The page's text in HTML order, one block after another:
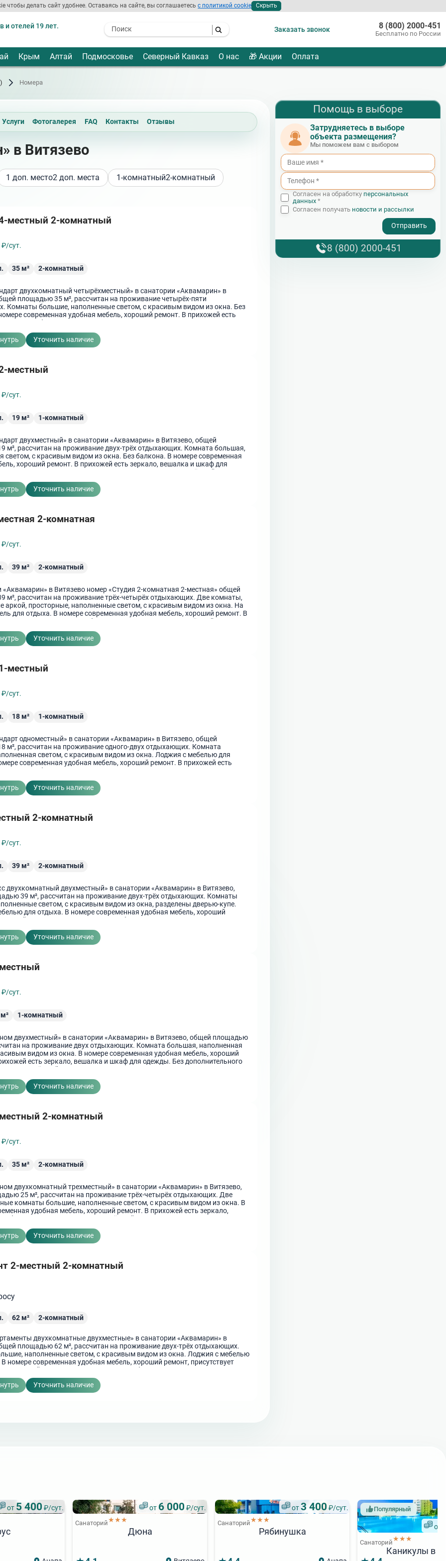
чтобы делать сайт удобнее. Оставаясь на сайте, вы соглашаетесьс политикой cookie Скрыть
и отелей 19 лет.
- I agree to the processing of my
Заказать звонок 8 (800) 2000-451
Бесплатно по России
Крым Алтай Подмосковье Северный Кавказ О нас 🎁 Акции Оплата
Номера
Услуги Фотогалерея FAQ Контакты Отзывы
в Витязево
1 доп. место2 доп. места 1-комнатный2-комнатный
местный 2-комнатный
₽/сут.
35м² 2-комнатный
двухкомнатный четырёхместный» в санатории «Аквамарин» в
площадью 35 м², рассчитан на проживание четырёх-пяти
Комнаты большие, наполненные светом, с красивым видом из окна. Без
современная удобная мебель, хороший ремонт. В прихожей есть
и шкаф для одежды. Возможно поставить дополнительное место.
расположен в номере. Душевая, унитаз и раковина.
принадлежности.
Уточнить наличие
местный
₽/сут.
19м² 1-комнатный
двухместный» в санатории «Аквамарин» в Витязево, общей
м², рассчитан на проживание двух-трёх отдыхающих. Комната большая,
светом, с красивым видом из окна. Без балкона. В номере современная
хороший ремонт. В прихожей есть зеркало, вешалка и шкаф для
поставить дополнительное место. Санузел совмещённый,
номере. Душевая, унитаз и раковина. Гигиенические принадлежности.
принадлежности.Уточнить наличие
2-комнатная
₽/сут.
39м² 2-комнатный
«Аквамарин» в Витязево номер «Студия 2-комнатная 2-местная» общей
м², рассчитан на проживание трёх-четырёх отдыхающих. Две комнаты,
аркой, просторные, наполненные светом, с красивым видом из окна. На
для отдыха. В номере современная удобная мебель, хороший ремонт. В
зеркало, вешалка и шкаф для одежды. Санузел совмещённый,
номере. Душевая кабина, унитаз и раковина. Халат, тапочки, полотенца.
Уточнить наличие
местный
₽/сут.
18м² 1-комнатный
одноместный» в санатории «Аквамарин» в Витязево, общей
м², рассчитан на проживание одного-двух отдыхающих. Комната
светом, с красивым видом из окна. Лоджия с мебелью для
современная удобная мебель, хороший ремонт. В прихожей есть
и шкаф для одежды. Возможно поставить дополнительное место.
расположен в номере. Душевая, унитаз и раковина.
принадлежности.
Уточнить наличие
2-комнатный
₽/сут.
39м² 2-комнатный
двухкомнатный двухместный» в санатории «Аквамарин» в Витязево,
39 м², рассчитан на проживание двух-трёх отдыхающих. Комнаты
светом, с красивым видом из окна, разделены дверью-купе.
для отдыха. В номере современная удобная мебель, хороший
есть зеркало, вешалка и шкаф для одежды. Возможно поставить
места. Санузел совмещённый, расположен в номере. Душевая,
раковина.Уточнить наличие
₽/сут.
м² 1-комнатный
двухместный» в санатории «Аквамарин» в Витязево, общей площадью
на проживание двух отдыхающих. Комната большая, наполненная
видом из окна. В номере современная удобная мебель, хороший
есть зеркало, вешалка и шкаф для одежды. Без дополнительного
совмещённый, расположен в номере. Душевая, унитаз и раковина.
полотенца. Гигиенические принадлежности. Гладильные
на этаже.Уточнить наличие
2-комнатный
₽/сут.
35м² 2-комнатный
двухкомнатный трехместный» в санатории «Аквамарин» в Витязево,
25 м², рассчитан на проживание трёх-четырёх отдыхающих. Две
комнаты большие, наполненные светом, с красивым видом из окна. В
удобная мебель, хороший ремонт. В прихожей есть зеркало,
для одежды. Санузел совмещённый, расположен в номере. Душевая,
Халат, тапочки, полотенца. Гигиенические принадлежности.
на этаже.
Уточнить наличие
2-местный 2-комнатный
62м² 2-комнатный
двухкомнатные двухместные» в санатории «Аквамарин» в
площадью 62 м², рассчитан на проживание двух-трёх отдыхающих.
наполненные светом, с красивым видом из окна. Лоджия с мебелью
номере современная удобная мебель, хороший ремонт, присутствует
В прихожей есть зеркало, вешалка и шкаф для одежды. Возможно
дополнительных места. Санузел совмещённый, расположен в номере.
Уточнить наличие
Помощь в выборе
Затрудняетесь в выборе
объекта размещения?
Мы поможем вам с выбором
Согласен на обработку персональных
данных*
Согласен получать новости и рассылки
8 (800) 2000-451
от 5 400 ₽/сут. от 6 000 ₽/сут.
Санаторий★★★
Дюна
от3 400 ₽/сут.
Санаторий★★★
Рябинушка
Популярный
от
Санаторий★★★
Каникулы в